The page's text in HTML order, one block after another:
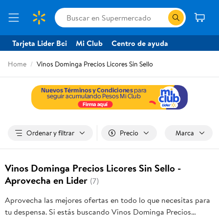
Tarjeta Lider Bci Mi Club Centro de ayuda
Home Vinos Dominga Precios Licores Sin Sello
Ordenar y filtrar Precio Marca
Vinos Dominga Precios Licores Sin Sello -
Aprovecha en Lider (7)
Aprovecha las mejores ofertas en todo lo que necesitas para
tu despensa. Si estás buscando Vinos Dominga Precios